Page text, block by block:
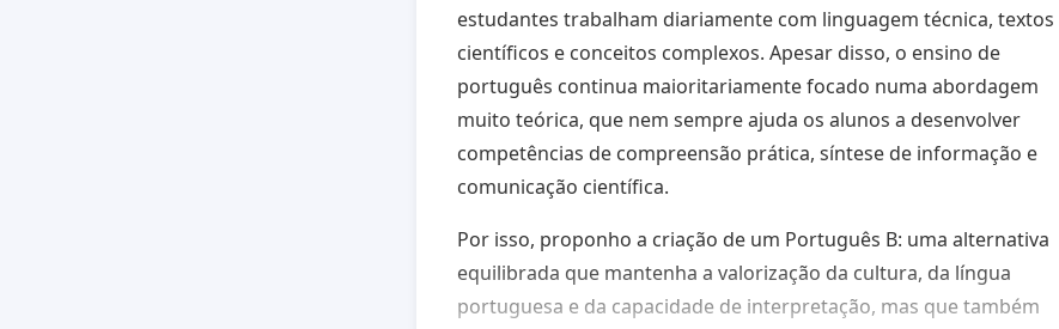
estudantes trabalham diariamente com linguagem técnica, textos
científicos e conceitos complexos. Apesar disso, o ensino de
português continua maioritariamente focado numa abordagem
muito teórica, que nem sempre ajuda os alunos a desenvolver
competências de compreensão prática, síntese de informação e
comunicação científica.
Por isso, proponho a criação de um Português B: uma alternativa
equilibrada que mantenha a valorização da cultura, da língua
portuguesa e da capacidade de interpretação, mas que também